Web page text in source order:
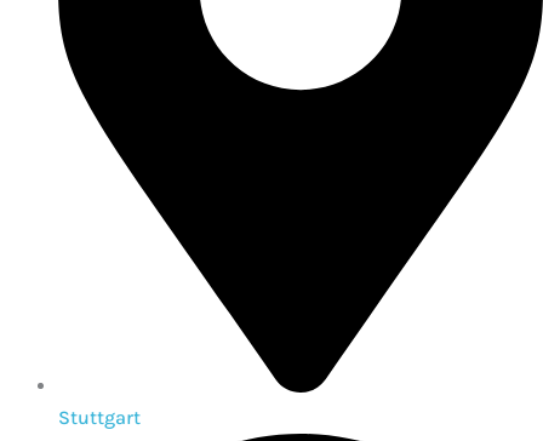
Stuttgart